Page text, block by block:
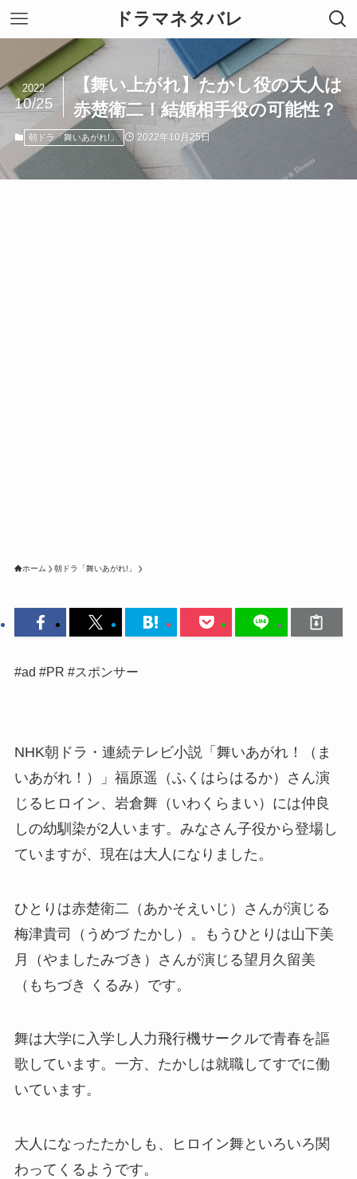
ドラマネタバレ
【舞い上がれ】たかし役の大人は
赤楚衛二！結婚相手役の可能性？
2022
10/25
朝ドラ「舞いあがれ!」 2022年10月25日
ホーム 朝ドラ「舞いあがれ!」
#ad #PR #スポンサー
NHK朝ドラ・連続テレビ小説「舞いあがれ！（ま
いあがれ！）」福原遥（ふくはらはるか）さん演
じるヒロイン、岩倉舞（いわくらまい）には仲良
しの幼馴染が2人います。みなさん子役から登場し
ていますが、現在は大人になりました。
ひとりは赤楚衛二（あかそえいじ）さんが演じる
梅津貴司（うめづ たかし）。もうひとりは山下美
月（やましたみづき）さんが演じる望月久留美
（もちづき くるみ）です。
舞は大学に入学し人力飛行機サークルで青春を謳
歌しています。一方、たかしは就職してすでに働
いています。
大人になったたかしも、ヒロイン舞といろいろ関
わってくるようです。